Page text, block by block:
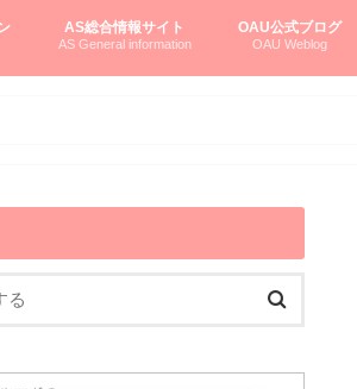
AS総合情報サイト
AS General information
OAU公式ブログ
OAU Weblog